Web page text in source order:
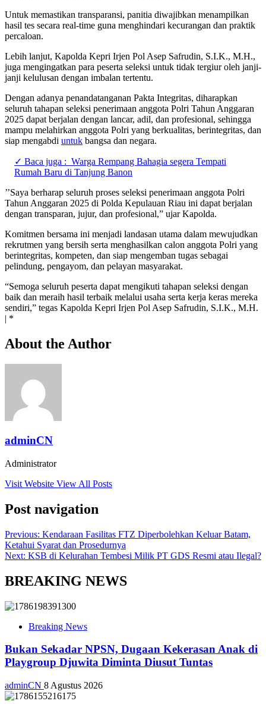
Untuk memastikan transparansi, panitia diwajibkan menampilkan
hasil tes secara real-time guna menghindari kecurangan dan praktik
percaloan.
Lebih lanjut, Kapolda Kepri Irjen Pol Asep Safrudin, S.I.K., M.H.,
juga mengingatkan para peserta seleksi untuk tidak tergiur oleh janji-
janji kelulusan dengan imbalan tertentu.
Dengan adanya penandatanganan Pakta Integritas, diharapkan
seluruh tahapan seleksi penerimaan anggota Polri Tahun Anggaran
2025 dapat berjalan dengan lancar, adil, dan profesional, sehingga
mampu melahirkan anggota Polri yang berkualitas, berintegritas, dan
siap mengabdi untuk bangsa dan negara.
✓ Baca juga : Warga Rempang Bahagia segera Tempati
Rumah Baru di Tanjung Banon
’’Saya berharap seluruh proses seleksi penerimaan anggota Polri
Tahun Anggaran 2025 di Polda Kepulauan Riau ini dapat berjalan
dengan transparan, jujur, dan profesional,” ujar Kapolda.
Komitmen bersama ini menjadi landasan utama dalam mewujudkan
rekrutmen yang bersih serta menghasilkan calon anggota Polri yang
berintegritas, kompeten, dan siap mengemban tugas sebagai
pelindung, pengayom, dan pelayan masyarakat.
“Semoga seluruh peserta dapat mengikuti tahapan seleksi dengan
baik dan meraih hasil terbaik melalui usaha serta kerja keras mereka
sendiri,” tegas Kapolda Kepri Irjen Pol Asep Safrudin, S.I.K., M.H.
| *
About the Author
adminCN
Administrator
Visit Website View All Posts
Post navigation
Previous: Kendaraan Fasilitas FTZ Diperbolehkan Keluar Batam,
Ketahui Syarat dan Prosedurnya
Next: KSB di Kelurahan Tembesi Milik PT GDS Resmi atau Ilegal?
BREAKING NEWS
Breaking News
Bukan Sekadar NPSN, Dugaan Kekerasan Anak di
Playgroup Djuwita Diminta Diusut Tuntas
adminCN 8 Agustus 2026